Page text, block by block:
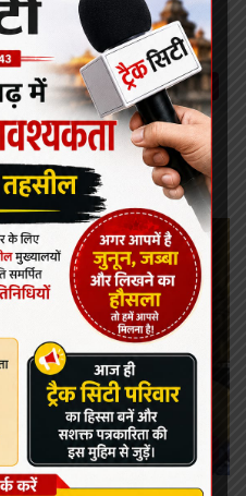
कोरबा
का मगरमच्छ, वन विभाग ने